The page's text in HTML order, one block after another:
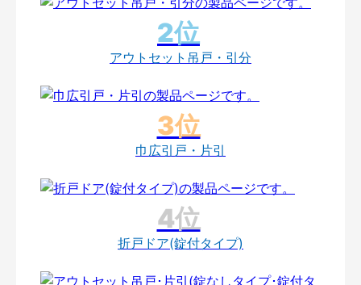
アウトセット吊戸・引分
巾広引戸・片引
折戸ドア(錠付タイプ)